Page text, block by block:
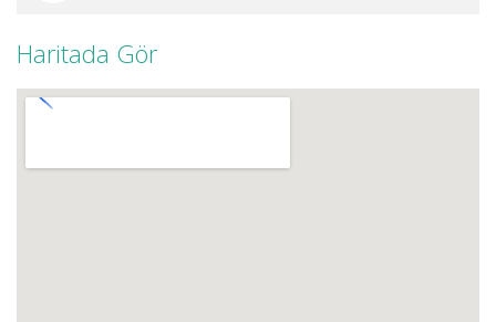
Haritada Gör